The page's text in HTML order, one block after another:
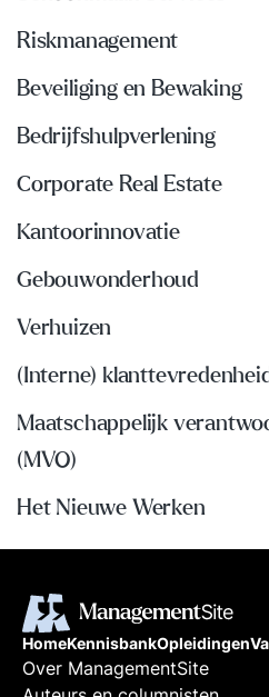
Riskmanagement
Beveiliging en Bewaking
Bedrijfshulpverlening
Corporate Real Estate
Kantoorinnovatie
Gebouwonderhoud
Verhuizen
(Interne)
Maatschappelijk
(MVO)
Het Nieuwe Werken
HomeKennisbankOpleidingen
Over ManagementSite